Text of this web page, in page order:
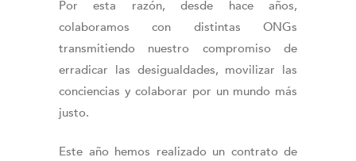
Por esta razón, desde hace años,
colaboramos con distintas ONGs
transmitiendo nuestro compromiso de
erradicar las desigualdades, movilizar las
conciencias y colaborar por un mundo más
justo.
Este año hemos realizado un contrato de